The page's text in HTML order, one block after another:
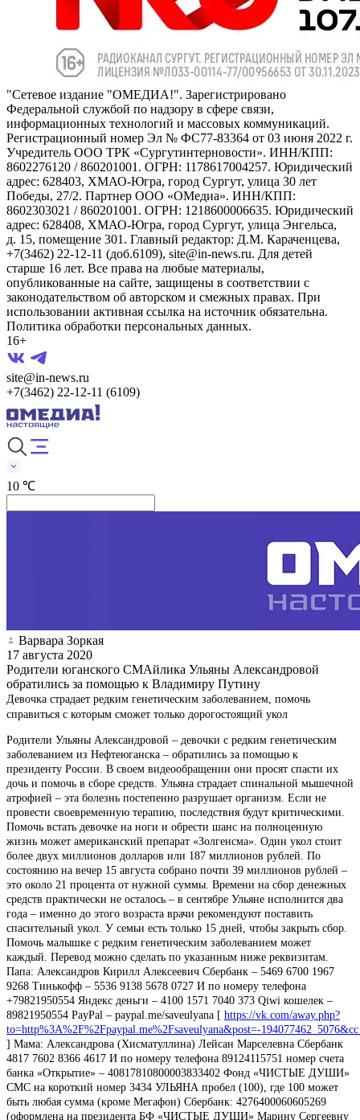
"Сетевое издание "ОМЕДИА!". Зарегистрировано
Федеральной службой по надзору в сфере связи,
информационных технологий и массовых коммуникаций.
Регистрационный номер Эл № ФС77-83364 от 03 июня 2022 г.
Учредитель ООО ТРК «Сургутинтерновости». ИНН/КПП:
8602276120 / 860201001. ОГРН: 1178617004257. Юридический
адрес: 628403, ХМАО-Югра, город Сургут, улица 30 лет
Победы, 27/2. Партнер ООО «ОМедиа». ИНН/КПП:
8602303021 / 860201001. ОГРН: 1218600006635. Юридический
адрес: 628408, ХМАО-Югра, город Сургут, улица Энгельса,
д. 15, помещение 301. Главный редактор: Д.М. Караченцева,
+7(3462) 22-12-11 (доб.6109), site@in-news.ru. Для детей
старше 16 лет. Все права на любые материалы,
опубликованные на сайте, защищены в соответствии с
законодательством об авторском и смежных правах. При
использовании активная ссылка на источник обязательна.
Политика обработки персональных данных.
16+
site@in-news.ru
+7(3462) 22-12-11 (6109)
10 ℃
Варвара Зоркая
17 августа 2020
Родители юганского СМАйлика Ульяны Александровой
обратились за помощью к Владимиру Путину
Девочка страдает редким генетическим заболеванием, помочь
справиться с которым сможет только дорогостоящий укол
Родители Ульяны Александровой – девочки с редким генетическим
заболеванием из Нефтеюганска – обратились за помощью к
президенту России. В своем видеообращении они просят спасти их
дочь и помочь в сборе средств. Ульяна страдает спинальной мышечной
атрофией – эта болезнь постепенно разрушает организм. Если не
провести своевременную терапию, последствия будут критическими.
Помочь встать девочке на ноги и обрести шанс на полноценную
жизнь может американский препарат «Золгенсма». Один укол стоит
более двух миллионов долларов или 187 миллионов рублей. По
состоянию на вечер 15 августа собрано почти 39 миллионов рублей –
это около 21 процента от нужной суммы. Времени на сбор денежных
средств практически не осталось – в сентябре Ульяне исполнится два
года – именно до этого возраста врачи рекомендуют поставить
спасительный укол. У семьи есть только 15 дней, чтобы закрыть сбор.
Помочь малышке с редким генетическим заболеванием может
каждый. Перевод можно сделать по указанным ниже реквизитам.
Папа: Александров Кирилл Алексеевич Сбербанк – 5469 6700 1967
9268 Тинькофф – 5536 9138 5678 0727 И по номеру телефона
+79821950554 Яндекс деньги – 4100 1571 7040 373 Qiwi кошелек –
89821950554 PayPal – paypal.me/saveulyana [ https://vk.com/away.php?
to=http%3A%2F%2Fpaypal.me%2Fsaveulyana&post=-
] Мама: Александрова (Хисматуллина) Лейсан Марселевна Сбербанк
4817 7602 8366 4617 И по номеру телефона 89124115751 номер счета
банка «Открытие» – 40817810800003833402 Фонд «ЧИСТЫЕ ДУШИ»
СМС на короткий номер 3434 УЛЬЯНА пробел (100), где 100 может
быть любая сумма (кроме Мегафон) Сбербанк: 4276400060605269
(оформлена на президента БФ «ЧИСТЫЕ ДУШИ» Марину Сергеевну